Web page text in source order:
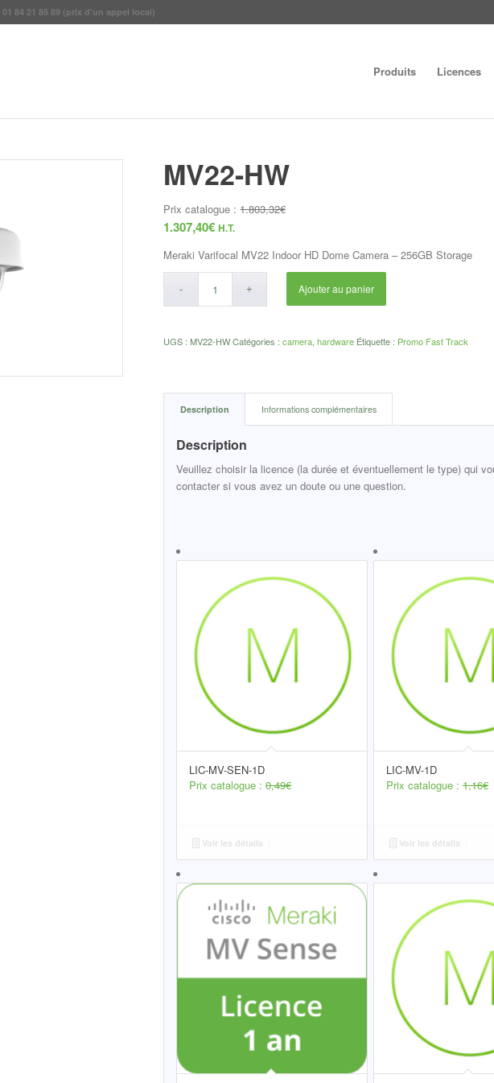
01 84 21 85 89 (prix d'un appel local)
Produits Licences
MV22-HW
Prix catalogue :1.803,32€
1.307,40€ H.T.
Meraki Varifocal MV22 Indoor HD Dome Camera – 256GB Storage
Ajouter au panier
UGS :MV22-HW Catégories :camera ,hardware Étiquette : Promo Fast Track
Description Informations complémentaires
Description
Veuillez choisir la licence (la durée et éventuellement le type) qui
contacter si vous avez un doute ou une question.
LIC-MV-SEN-1D
Prix catalogue :0,49€
Voir les détails
LIC-MV-1D
Prix catalogue :1,16€
Voir les détails